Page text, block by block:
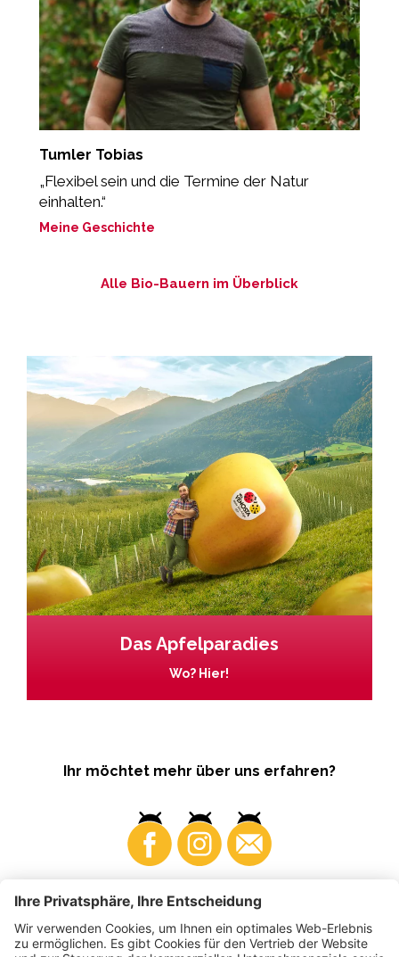
Tumler Tobias
„Flexibel sein und die Termine der Natur
einhalten.“
Meine Geschichte
Alle Bio-Bauern im Überblick
Das Apfelparadies
Wo? Hier!
Ihr möchtet mehr über uns erfahren?
Business Produzenten